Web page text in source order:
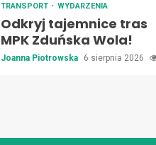
TRANSPORT WYDARZENIA
Odkryj tajemnice tras
MPK Zduńska Wola!
Joanna Piotrowska 6 sierpnia 2026